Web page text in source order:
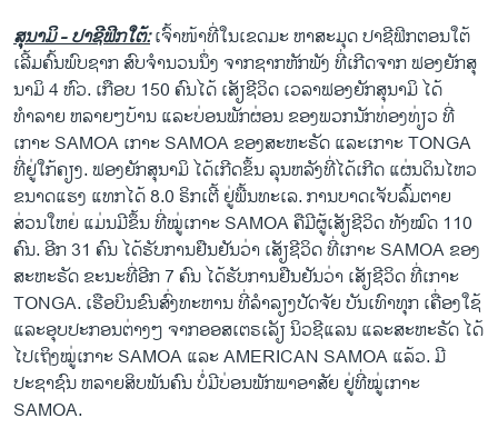
ລາຍງານ
ຕິດຕາມພວກເຮົາ ທີ່
ພາສາຕ່າງໆ
ສຸນາມິ - ປາຊີຟິກໃຕ້:ເຈົ້າໜ້າທີ່ໃນເຂດມະ ຫາສະມຸດ ປາຊີຟິກຕອນໃຕ້
ເລີ້ມຄົ້ນພົບຊາກ ສົບຈຳນວນນຶ່ງ ຈາກຊາກຫັກພັງ ທີ່ເກີດຈາກ ຟອງຍັກສຸ
ນາມິ 4 ຫົວ. ເກືອບ 150 ຄົນໄດ້ ເສັຽຊີວິດ ເວລາຟອງຍັກສຸນາມິ ໄດ້
ທຳລາຍ ຫລາຍໆບ້ານ ແລະບ່ອນພັກຜ່ອນ ຂອງພວກນັກທ່ອງທ່ຽວ ທີ່
ເກາະ SAMOA ເກາະ SAMOA ຂອງສະຫະຣັດ ແລະເກາະ TONGA
ທີ່ຢູ່ໃກ້ຄຽງ. ຟອງຍັກສຸນາມິ ໄດ້ເກີດຂຶ້ນ ລຸນຫລັງທີ່ໄດ້ເກີດ ແຜ່ນດິນໄຫວ
ຂນາດແຮງ ແທກໄດ້ 8.0 ຣິກເຕີ້ ຢູ່ພື້ນທະເລ. ການບາດເຈັບລົ້ມຕາຍ
ສ່ວນໃຫຍ່ ແມ່ນມີຂຶ້ນ ທີ່ໝູ່ເກາະ SAMOA ຄືມີຜູ້ເສັຽຊີວິດ ທັງໝົດ 110
ຄົນ. ອີກ 31 ຄົນ ໄດ້ຮັບການຢືນຢັນວ່າ ເສັຽຊີວິດ ທີ່ເກາະ SAMOA ຂອງ
ສະຫະຣັດ ຂະນະທີ່ອີກ 7 ຄົນ ໄດ້ຮັບການຢືນຢັນວ່າ ເສັຽຊີວິດ ທີ່ເກາະ
TONGA. ເຮືອບິນຂົນສົ່ງທະຫານ ທີ່ລຳລຽງປັດຈັຍ ບັນເທົາທຸກ ເຄື່ອງໃຊ້
ແລະອຸບປະກອນຕ່າງໆ ຈາກອອສເຕຣເລັຽ ນິວຊີແລນ ແລະສະຫະຣັດ ໄດ້
ໄປເຖິງໝູ່ເກາະ SAMOA ແລະ AMERICAN SAMOA ແລ້ວ. ມີ
ປະຊາຊົນ ຫລາຍສິບພັນຄົນ ບໍ່ມີບ່ອນພັກພາອາສັຍ ຢູ່ທີ່ໝູ່ເກາະ
SAMOA.